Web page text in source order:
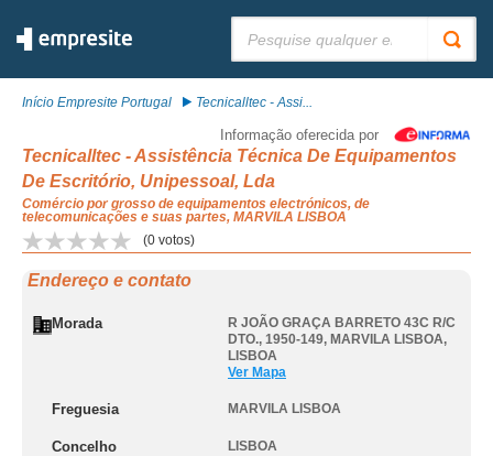
Início Empresite Portugal Tecnicalltec - Assi...
Informação oferecida por
Tecnicalltec - Assistência Técnica De Equipamentos
De Escritório, Unipessoal, Lda
Comércio por grosso de equipamentos electrónicos, de
telecomunicações e suas partes, MARVILA LISBOA
(0 votos)
Endereço e contato
Morada
R JOÃO GRAÇA BARRETO 43C R/C
DTO., 1950-149, MARVILA LISBOA,
LISBOA
Ver Mapa
Freguesia MARVILA LISBOA
Concelho LISBOA